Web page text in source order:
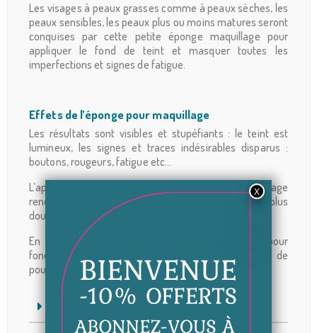
Les visages à peaux grasses comme à peaux sèches, les
peaux sensibles, les peaux plus ou moins matures seront
conquises par cette petite éponge maquillage pour
appliquer le fond de teint et masquer toutes les
imperfections et signes de fatigue.
Effets de l’éponge pour maquillage
Les résultats sont visibles et stupéfiants : le teint est
lumineux, les signes et traces indésirables disparus :
boutons, rougeurs, fatigue etc…
L’application du fond de teint avec l’éponge à maquillage
rend un effet peau de pêche. Le visage est plus lisse, plus
doux, la peau est nette et sans imperfection.
En forme de goutte, de cœur, ou ovale, l’éponge pour
fond de teint est au choix pour retrouver un teint de
poupée.
CONSEIL D'UTILISATION